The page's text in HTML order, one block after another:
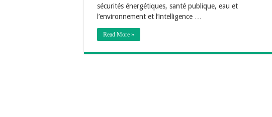
sécurités énergétiques, santé publique, eau et
l’environnement et l’intelligence …
Read More »